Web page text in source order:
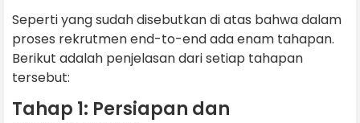
Seperti yang sudah disebutkan di atas bahwa dalam
proses rekrutmen end-to-end ada enam tahapan.
Berikut adalah penjelasan dari setiap tahapan
tersebut:
Tahap 1: Persiapan dan